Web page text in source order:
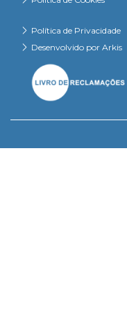
Política de Privacidade
Desenvolvido por Arkis